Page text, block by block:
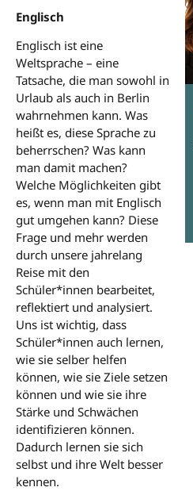
Englisch
Englisch ist eine
Weltsprache – eine
Tatsache, die man sowohl in
Urlaub als auch in Berlin
wahrnehmen kann. Was
heißt es, diese Sprache zu
beherrschen? Was kann
man damit machen?
Welche Möglichkeiten gibt
es, wenn man mit Englisch
gut umgehen kann? Diese
Frage und mehr werden
durch unsere jahrelang
Reise mit den
Schüler*innen bearbeitet,
reflektiert und analysiert.
Uns ist wichtig, dass
Schüler*innen auch lernen,
wie sie selber helfen
können, wie sie Ziele setzen
können und wie sie ihre
Stärke und Schwächen
identifizieren können.
Dadurch lernen sie sich
selbst und ihre Welt besser
kennen.